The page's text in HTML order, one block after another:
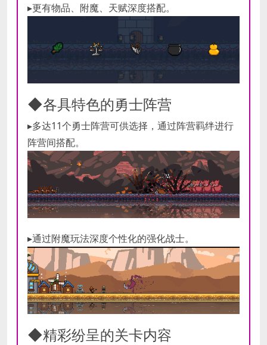
▸更有物品、附魔、天赋深度搭配。
◆各具特色的勇士阵营
▸多达11个勇士阵营可供选择，通过阵营羁绊进行
阵营间搭配。
▸通过附魔玩法深度个性化的强化战士。
◆精彩纷呈的关卡内容